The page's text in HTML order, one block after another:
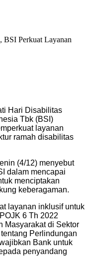
Hari Disabilitas
Tbk (BSI)
layanan
ramah disabilitas
(4/12) menyebut
dalam mencapai
menciptakan
keberagaman.
layanan inklusif untuk
6 Th 2022
Masyarakat di Sektor
Perlindungan
Bank untuk
penyandang